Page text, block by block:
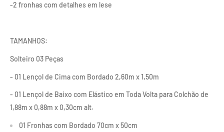
-2 fronhas com detalhes em lese
TAMANHOS:
Solteiro 03 Peças
- 01 Lençol de Cima com Bordado 2,60m x 1,50m
- 01 Lençol de Baixo com Elástico em Toda Volta para Colchão de
1,88m x 0,88m x 0,30cm alt.
01 Fronhas com Bordado 70cm x 50cm